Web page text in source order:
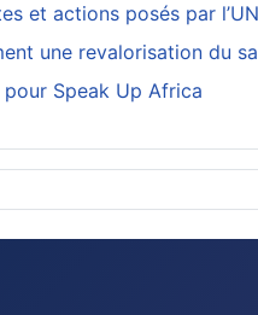
et actions posés par
une revalorisation du
pour Speak Up Africa